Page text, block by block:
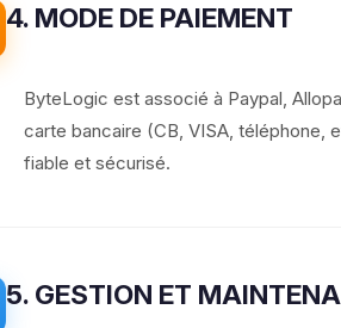
4. MODE DE PAIEMENT
ByteLogic est associé à Paypal,
carte bancaire (CB, VISA, téléphone,
fiable et sécurisé.
5. GESTION ET